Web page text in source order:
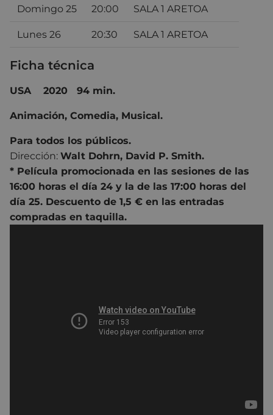
Domingo 25 20:00 SALA 1 ARETOA
Lunes 26 20:30 SALA 1 ARETOA
Ficha técnica
USA 2020 94 min.
Animación, Comedia, Musical.
Para todos los públicos.
Dirección: Walt Dohrn, David P. Smith.
* Película promocionada en las sesiones de las
16:00 horas el día 24 y la de las 17:00 horas del
día 25. Descuento de 1,5 € en las entradas
compradas en taquilla.